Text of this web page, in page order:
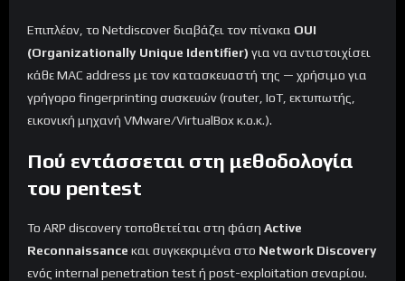
Επιπλέον, το Netdiscover διαβάζει τον πίνακα OUI
(Organizationally Unique Identifier) για να αντιστοιχίσει
κάθε MAC address με τον κατασκευαστή της — χρήσιμο για
γρήγορο fingerprinting συσκευών (router, IoT, εκτυπωτής,
εικονική μηχανή VMware/VirtualBox κ.ο.κ.).
Πού εντάσσεται στη μεθοδολογία
του pentest
Το ARP discovery τοποθετείται στη φάση Active
Reconnaissance και συγκεκριμένα στο Network Discovery
ενός internal penetration test ή post-exploitation σεναρίου.